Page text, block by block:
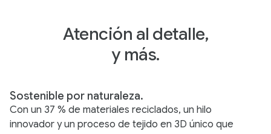
Atención al detalle,
y más.
Sostenible por naturaleza.
Con un 37 % de materiales reciclados, un hilo
innovador y un proceso de tejido en 3D único que